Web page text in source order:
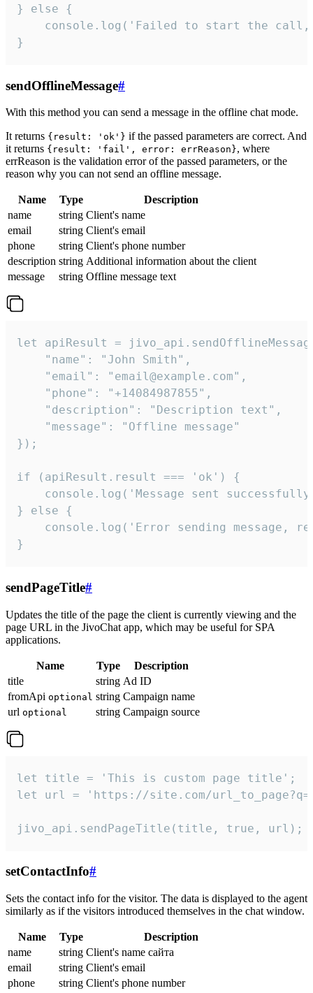
} else {
console.log('Failed to start the
}
sendOfflineMessage#
With this method you can send a message in the offline chat mode.
It returns {result: 'ok'} if the passed parameters are correct. And
it returns {result: 'fail', error: errReason}, where
errReason is the validation error of the passed parameters, or the
reason why you can not send an offline message.
Name Type
Description
name
string Client's name
email
string Client's email
phone
string Client's phone number
description string Additional information about the client
message
string Offline message text
let apiResult =
    "name": "John Smith",
    "email": "email@example.com",
    "phone": "+14084987855",
    "description": "Description text",
    "message": "Offline message"
});
if (apiResult.result === 'ok') {
console.log('Message sent
} else {
console.log('Error sending message,
}
sendPageTitle#
Updates the title of the page the client is currently viewing and the
page URL in the JivoChat app, which may be useful for SPA
applications.
Name Type
Description
title
string Ad ID
fromApi optional string Campaign name
url optional string Campaign source
let title = 'This is custom page title';
let url = 'https://site.com/
jivo_api.sendPageTitle(title, true, url);
setContactInfo#
Sets the contact info for the visitor. The data is displayed to the agent
similarly as if the visitors introduced themselves in the chat window.
Name Type
Description
name
string Client's name сайта
email
string Client's email
phone
string Client's phone number